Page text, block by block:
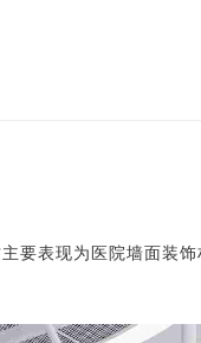
要表现为医院墙面装